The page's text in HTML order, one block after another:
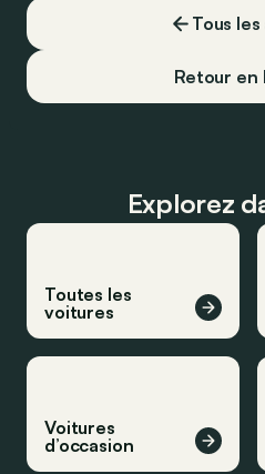
Tous
Retour en
Explorez
Toutes les
voitures
Voitures
d’occasion